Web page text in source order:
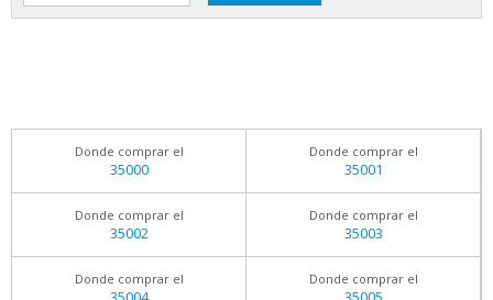
Donde comprar el
35000
Donde comprar el
35001
Donde comprar el
35002
Donde comprar el
35003
Donde comprar el Donde comprar el